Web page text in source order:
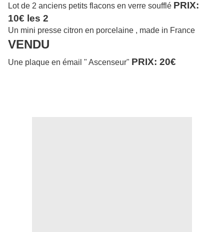
Lot de 2 anciens petits flacons en verre soufflé PRIX:
10€ les 2
Un mini presse citron en porcelaine , made in France
VENDU
Une plaque en émail " Ascenseur" PRIX: 20€